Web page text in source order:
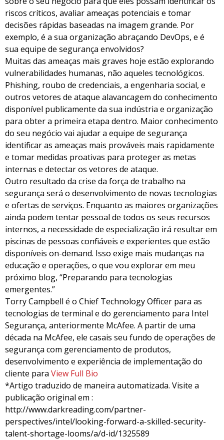
riscos críticos, avaliar ameaças potenciais e tomar
decisões rápidas baseadas na imagem grande. Por
exemplo, é a sua organização abraçando DevOps, e é
sua equipe de segurança envolvidos?
Muitas das ameaças mais graves hoje estão explorando
vulnerabilidades humanas, não aqueles tecnológicos.
Phishing, roubo de credenciais, a engenharia social, e
outros vetores de ataque alavancagem do conhecimento
disponível publicamente da sua indústria e organização
para obter a primeira etapa dentro. Maior conhecimento
do seu negócio vai ajudar a equipe de segurança
identificar as ameaças mais prováveis mais rapidamente
e tomar medidas proativas para proteger as metas
internas e detectar os vetores de ataque.
Outro resultado da crise da força de trabalho na
segurança será o desenvolvimento de novas tecnologias
e ofertas de serviços. Enquanto as maiores organizações
ainda podem tentar pessoal de todos os seus recursos
internos, a necessidade de especialização irá resultar em
piscinas de pessoas confiáveis e experientes que estão
disponíveis on-demand. Isso exige mais mudanças na
educação e operações, o que vou explorar em meu
próximo blog, “Preparando para tecnologias
emergentes.”
Torry Campbell é o Chief Technology Officer para as
tecnologias de terminal e do gerenciamento para Intel
Segurança, anteriormente McAfee. A partir de uma
década na McAfee, ele casais seu fundo de operações de
segurança com gerenciamento de produtos,
desenvolvimento e experiência de implementação do
cliente para View Full Bio
*Artigo traduzido de maneira automatizada. Visite a
publicação original em :
http://www.darkreading.com/partner-
perspectives/intel/looking-forward-a-skilled-security-
talent-shortage-looms/a/d-id/1325589